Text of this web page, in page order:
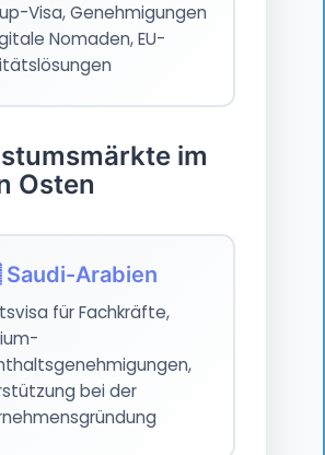
Visa, Genehmigungen
Nomaden, EU-
im
Osten
Arabien
für Fachkräfte,
bei der